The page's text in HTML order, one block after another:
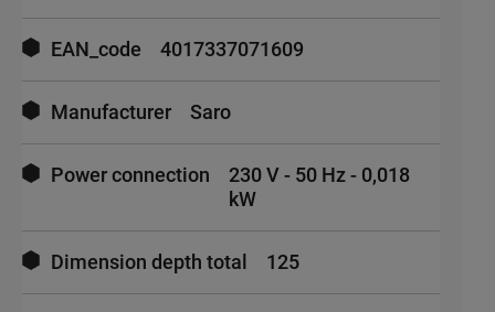
EAN_code 4017337071609
Manufacturer Saro
Power connection
230 V - 50 Hz - 0,018
kW
Dimension depth total 125